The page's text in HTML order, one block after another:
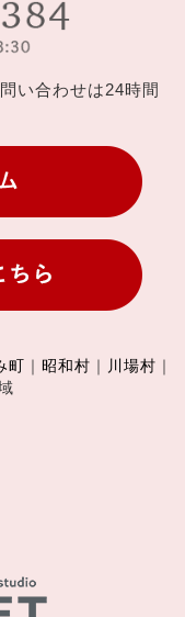
い合わせは24時間
町 ｜ 昭和村 ｜ 川場村 ｜